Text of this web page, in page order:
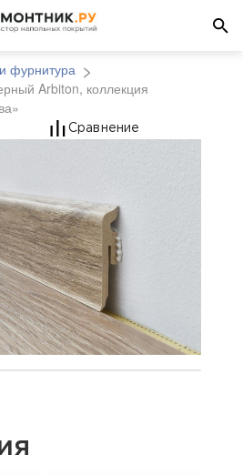
фурнитура
Arbiton, коллекция
Сравнение